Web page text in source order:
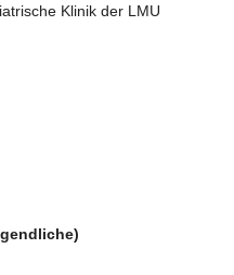
Klinik der LMU